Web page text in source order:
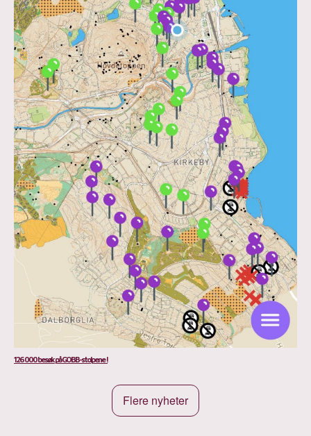
126 000 besøk på GOBB-stolpene !
Flere nyheter